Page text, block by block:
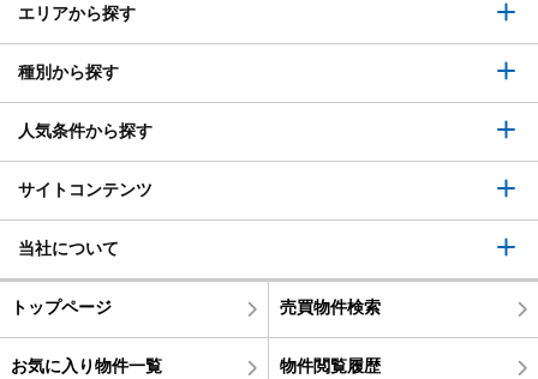
エリアから探す
種別から探す
人気条件から探す
サイトコンテンツ
当社について
トップページ 売買物件検索
お気に入り物件一覧 物件閲覧履歴